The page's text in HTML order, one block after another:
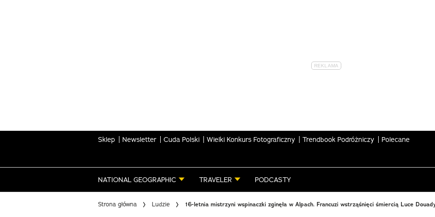
Sklep Newsletter Cuda Polski Wielki Konkurs Fotograficzny Trendbook Podróżniczy Polecane
NATIONAL GEOGRAPHIC TRAVELER PODCASTY
Strona główna Ludzie 16-letnia mistrzyni wspinaczki zginęła w Alpach. Francuzi wstrząśnięci śmiercią Luce